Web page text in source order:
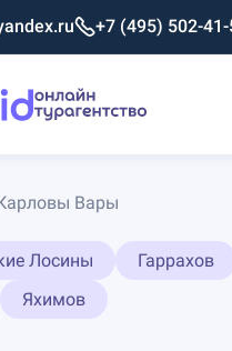
+7 (495) 502-41-
Вары
Лосины Гаррахов
Яхимов